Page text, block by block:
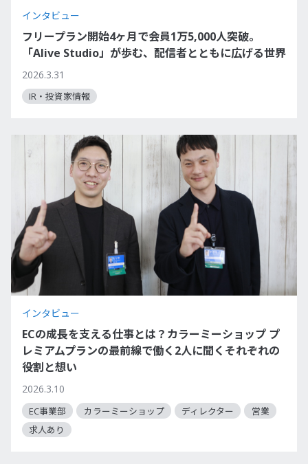
インタビュー
フリープラン開始4ヶ月で会員1万5,000人突破。
「Alive Studio」が歩む、配信者とともに広げる世界
2026.3.31
IR・投資家情報
インタビュー
ECの成長を支える仕事とは？カラーミーショップ プ
レミアムプランの最前線で働く2人に聞くそれぞれの
役割と想い
2026.3.10
EC事業部 カラーミーショップ ディレクター
営業
求人あり